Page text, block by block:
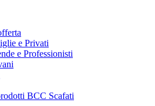
e Privati
e Professionisti
BCC Scafati